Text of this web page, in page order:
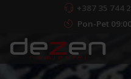
+387 35 744
Pon-Pet